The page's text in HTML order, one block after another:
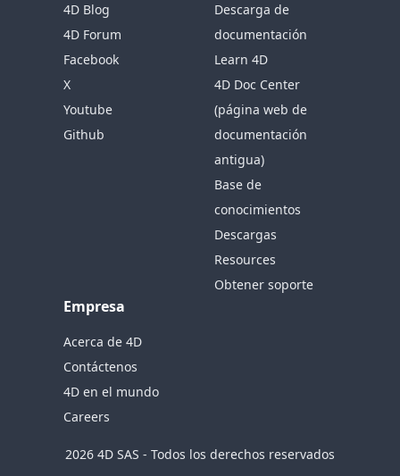
4D Blog
4D Forum
Facebook
X
Youtube
Github
Descarga de
documentación
Learn 4D
4D Doc Center
(página web de
documentación
antigua)
Base de
conocimientos
Descargas
Resources
Obtener soporte
Empresa
Acerca de 4D
Contáctenos
4D en el mundo
Careers
2026 4D SAS - Todos los derechos reservados